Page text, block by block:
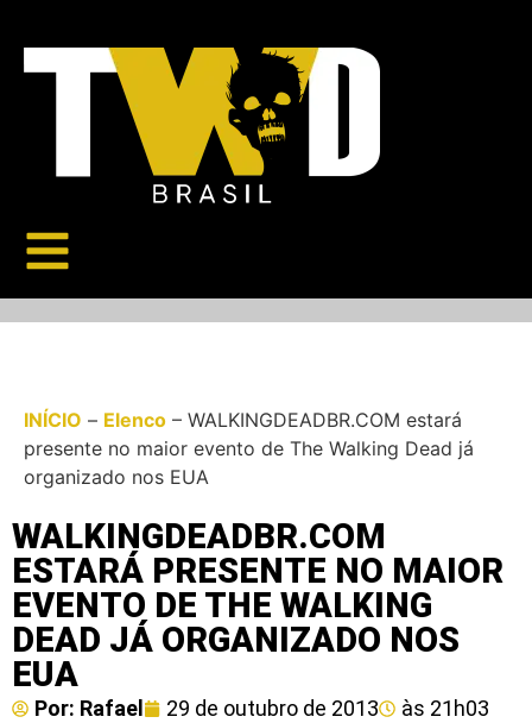
INÍCIO – Elenco – WALKINGDEADBR.COM estará
presente no maior evento de The Walking Dead já
organizado nos EUA
WALKINGDEADBR.COM
ESTARÁ PRESENTE NO MAIOR
EVENTO DE THE WALKING
DEAD JÁ ORGANIZADO NOS
EUA
Por: Rafael 29 de outubro de 2013 às 21h03